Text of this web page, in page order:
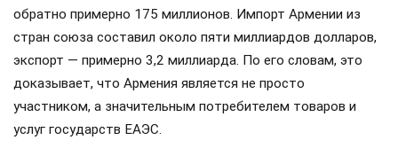
обратно примерно 175 миллионов. Импорт Армении из
стран союза составил около пяти миллиардов долларов,
экспорт — примерно 3,2 миллиарда. По его словам, это
доказывает, что Армения является не просто
участником, а значительным потребителем товаров и
услуг государств ЕАЭС.